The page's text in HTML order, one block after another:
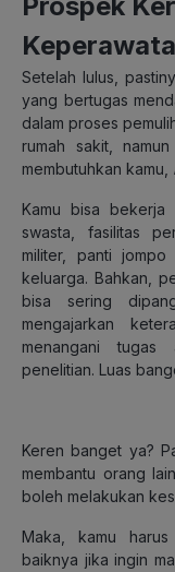
Setelah lulus,
yang bertugas
dalam proses
rumah sakit,
membutuhkan kamu,
Kamu bisa bekerja
swasta, fasilitas
militer, panti
keluarga. Bahkan,
bisa sering
mengajarkan
menangani tugas
penelitian. Luas
Keren banget ya?
membantu orang
boleh melakukan
Maka, kamu
baiknya jika ingin